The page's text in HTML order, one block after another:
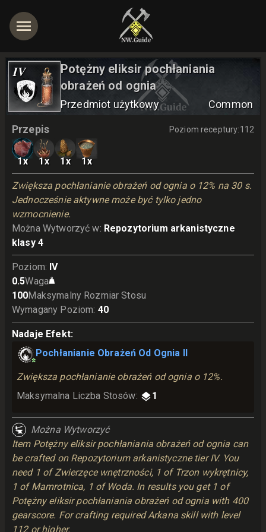
IV
Potężny eliksir pochłaniania
obrażeń od ognia
Przedmiot użytkowy
Common
Przepis
Poziom receptury:112
1x 1x 1x 1x
Zwiększa pochłanianie obrażeń od ognia o 12% na 30 s.
Jednocześnie aktywne może być tylko jedno
wzmocnienie.
Można Wytworzyć w: Repozytorium arkanistyczne
klasy 4
Poziom: IV
0.5Waga
100Maksymalny Rozmiar Stosu
Wymagany Poziom: 40
Nadaje Efekt:
Pochłanianie Obrażeń Od Ognia II
Zwiększa pochłanianie obrażeń od ognia o 12%.
Maksymalna Liczba Stosów: 1
Można Wytworzyć
Item Potężny eliksir pochłaniania obrażeń od ognia can
be crafted on Repozytorium arkanistyczne tier IV. You
need 1 of Zwierzęce wnętrzności, 1 of Trzon wykrętnicy,
1 of Mamrotnica, 1 of Woda. In results you get 1 of
Potężny eliksir pochłaniania obrażeń od ognia with 400
gearscore. For crafting required Arkana skill with level
112 or higher.